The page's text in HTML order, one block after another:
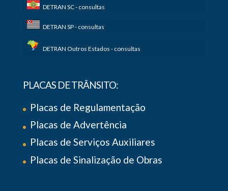
DETRAN SC - consultas
DETRAN SP - consultas
DETRAN Outros Estados - consultas
PLACAS DE TRÂNSITO:
Placas de Regulamentação
Placas de Advertência
Placas de Serviços Auxiliares
Placas de Sinalização de Obras